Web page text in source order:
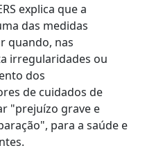
explica que a
das medidas
quando, nas
irregularidades ou
dos
de cuidados de
"prejuízo grave e
para a saúde e